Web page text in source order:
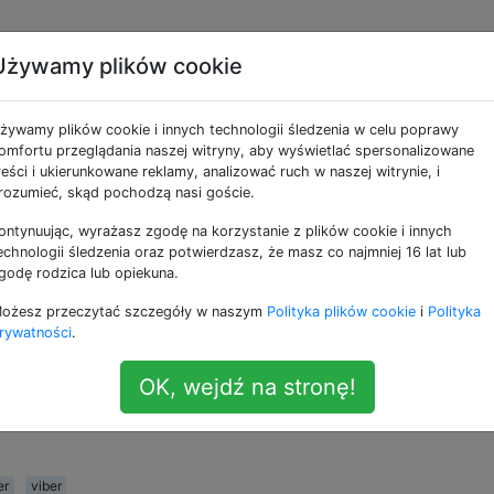
wiadomości Viber
funkcji tworzenia kopii zapasowych i przywracania,
przeniesienia historii wiadomości na nowy telefon.
uruchamiania Viber, na sekundę pojawia się historia
ekran aktywacyjny w celu potwierdzenia nowego
(za pośrednictwem połączenia
viber
plików cookie
plików cookie i innych technologii śledzenia w celu poprawy
przeglądania naszej witryny, aby wyświetlać spersonalizowane
i ukierunkowane reklamy, analizować ruch w naszej witrynie, i
skąd pochodzą nasi goście.
wyrażasz zgodę na korzystanie z plików cookie i innych
śledzenia oraz potwierdzasz, że masz co najmniej 16 lat lub
rodzica lub opiekuna.
przeczytać szczegóły w naszym Polityka plików cookie i Polityka
.
OK, wejdź na stronę!